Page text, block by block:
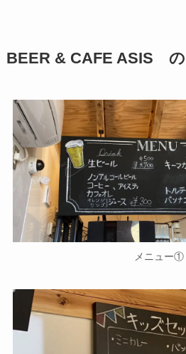
BEER & CAFE ASIS
メニュー①